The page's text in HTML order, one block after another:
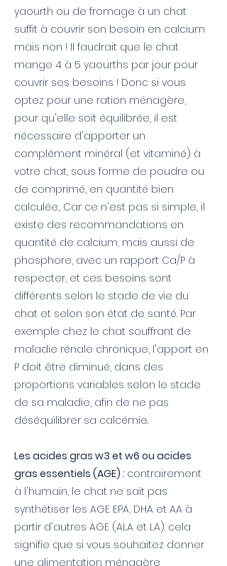
yaourth ou de fromage à un chat
suffit à couvrir son besoin en calcium
mais non ! Il faudrait que le chat
mange 4 à 5 yaourths par jour pour
couvrir ses besoins ! Donc si vous
optez pour une ration ménagère,
pour qu'elle soit équilibrée, il est
nécessaire d'apporter un
complément minéral (et vitaminé) à
votre chat, sous forme de poudre ou
de comprimé, en quantité bien
calculée,. Car ce n'est pas si simple, il
existe des recommandations en
quantité de calcium, mais aussi de
phosphore, avec un rapport Ca/P à
respecter, et ces besoins sont
différents selon le stade de vie du
chat et selon son état de santé. Par
exemple chez le chat souffrant de
maladie rénale chronique, l'apport en
P doit être diminué, dans des
proportions variables selon le stade
de sa maladie, afin de ne pas
déséquilibrer sa calcémie.
Les acides gras w3 et w6 ou acides
gras essentiels (AGE) : contrairement
à l'humain, le chat ne sait pas
synthétiser les AGE EPA, DHA et AA à
partir d'autres AGE (ALA et LA). cela
signifie que si vous souhaitez donner
une alimentation ménagère